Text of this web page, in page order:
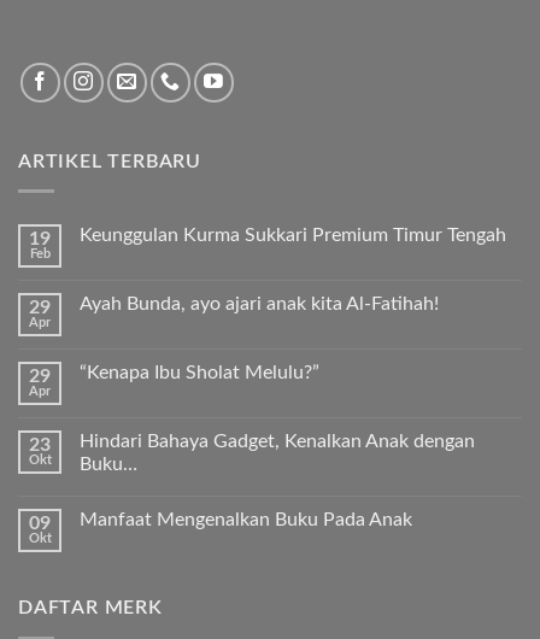
ARTIKEL TERBARU
19
Feb
Keunggulan Kurma Sukkari Premium Timur Tengah
pada
Premium
29
Apr
Ayah Bunda, ayo ajari anak kita Al-Fatihah!
komentar
pada
ajari
anak
kita
29
Apr
“Kenapa Ibu Sholat Melulu?”
pada
“Kenapa
23
Okt
Hindari Bahaya Gadget, Kenalkan Anak dengan
Buku…
komentar
Kenalkan
Anak
09
Okt
Manfaat Mengenalkan Buku Pada Anak
Manfaat
DAFTAR MERK